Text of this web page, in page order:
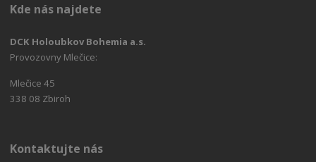
Kde nás najdete
DCK Holoubkov Bohemia a.s.
Provozovny Mlečice:
Mlečice 45
338 08 Zbiroh
Kontaktujte nás